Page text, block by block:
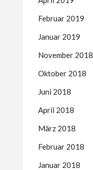
Februar 2019
Januar 2019
November 2018
Oktober 2018
Juni 2018
April 2018
März 2018
Februar 2018
Januar 2018